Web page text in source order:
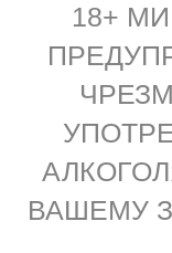
18+
ВАШЕМУ